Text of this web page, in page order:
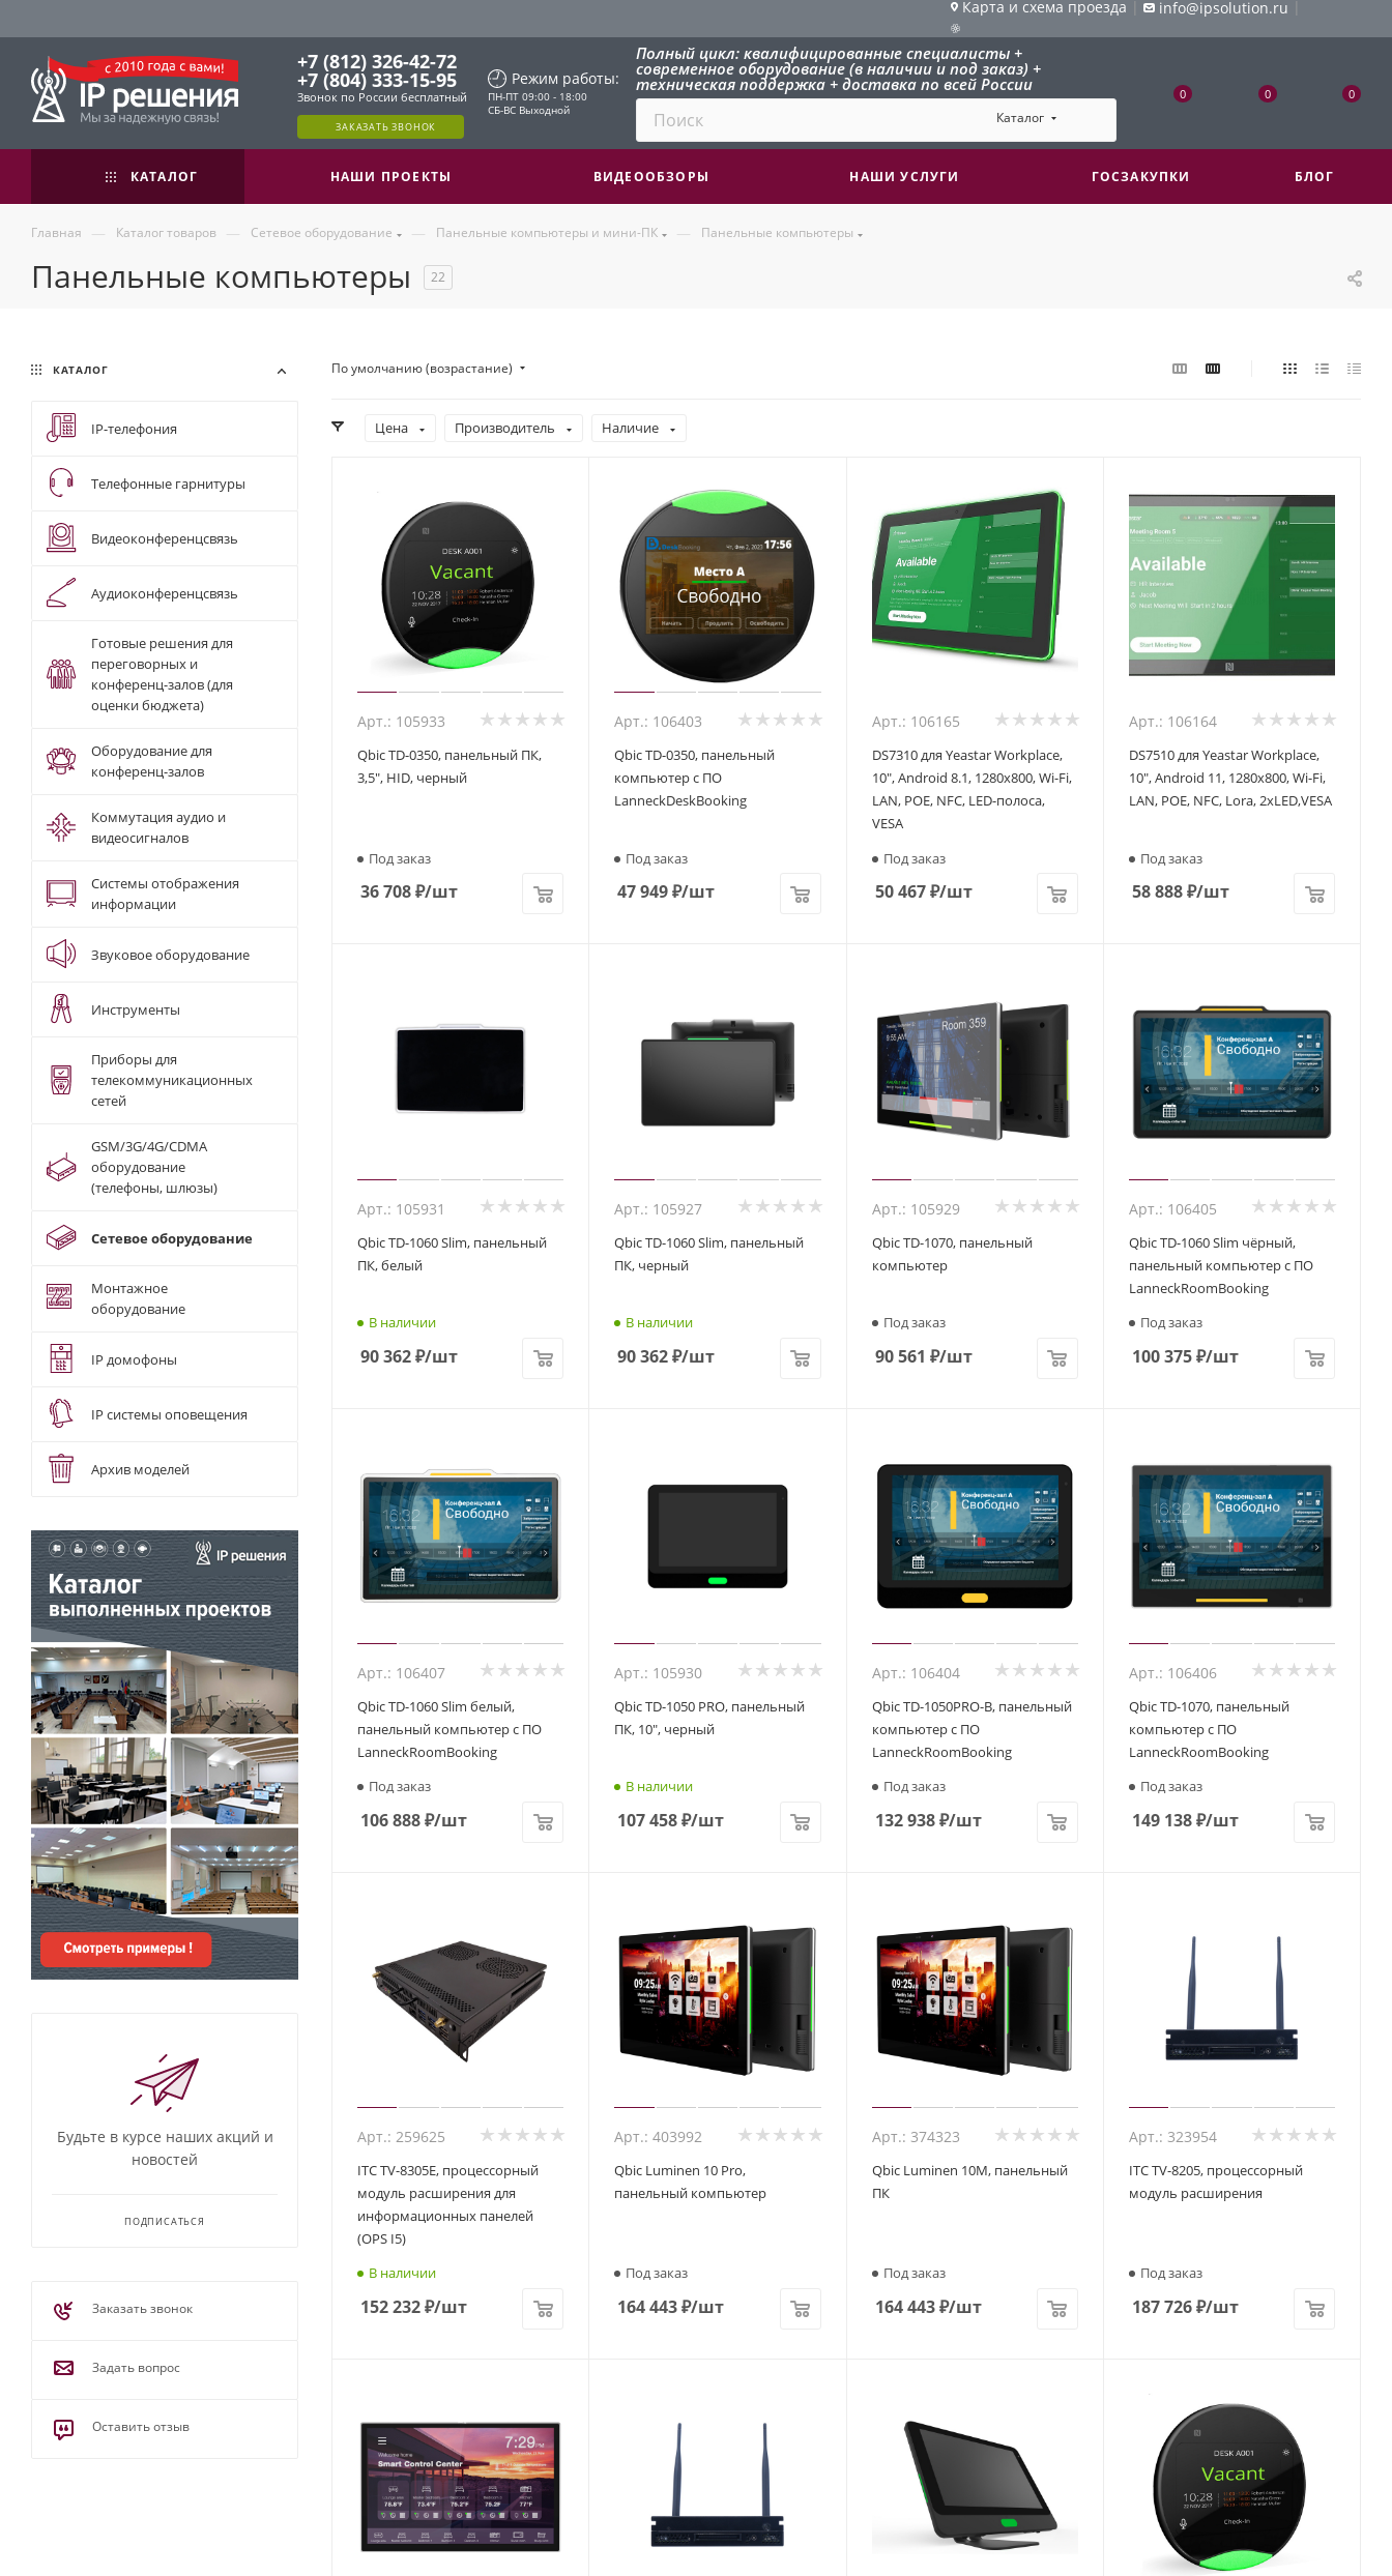
Карта и схема проезда | info@ipsolution.ru |
+7 (812) 326-42-72
+7 (804) 333-15-95
Звонок по России бесплатный
ЗАКАЗАТЬ ЗВОНОК
Режим работы:
ПН-ПТ 09:00 - 18:00
СБ-ВС Выходной
Полный цикл: квалифицированные специалисты +
современное оборудование (в наличии и под заказ) +
техническая поддержка + доставка по всей России
Каталог
0 0 0
КАТАЛОГ НАШИ ПРОЕКТЫ ВИДЕООБЗОРЫ НАШИ УСЛУГИ ГОСЗАКУПКИ БЛОГ
Главная — Каталог товаров — Сетевое оборудование — Панельные компьютеры и мини-ПК — Панельные компьютеры
Панельные компьютеры 22
По умолчанию (возрастание)
Цена Производитель Наличие
Арт.: 105933
Qbic TD-0350, панельный ПК,
3,5", HID, черный
Под заказ
36 708₽/шт
Арт.: 106403
Qbic TD-0350, панельный
компьютер с ПО
LanneckDeskBooking
Под заказ
47 949₽/шт
Арт.: 106165
DS7310 для Yeastar Workplace,
10", Android 8.1, 1280x800, Wi-Fi,
LAN, POE, NFC, LED-полоса,
VESA
Под заказ
50 467₽/шт
Арт.: 106164
DS7510 для Yeastar Workplace,
10", Android 11, 1280x800, Wi-Fi,
LAN, POE, NFC, Lora, 2xLED,VESA
Под заказ
58 888₽/шт
Арт.: 105931
Qbic TD-1060 Slim, панельный
ПК, белый
В наличии
90 362₽/шт
Арт.: 105927
Qbic TD-1060 Slim, панельный
ПК, черный
В наличии
90 362₽/шт
Арт.: 105929
Qbic TD-1070, панельный
компьютер
Под заказ
90 561 ₽/шт
Арт.: 106405
Qbic TD-1060 Slim чёрный,
панельный компьютер с ПО
LanneckRoomBooking
Под заказ
100 375₽/шт
Арт.: 106407
Qbic TD-1060 Slim белый,
панельный компьютер с ПО
LanneckRoomBooking
Под заказ
106 888₽/шт
Арт.: 105930
Qbic TD-1050 PRO, панельный
ПК, 10", черный
В наличии
107 458₽/шт
Арт.: 106404
Qbic TD-1050PRO-B, панельный
компьютер с ПО
LanneckRoomBooking
Под заказ
132 938₽/шт
Арт.: 106406
Qbic TD-1070, панельный
компьютер с ПО
LanneckRoomBooking
Под заказ
149 138₽/шт
Арт.: 259625
ITC TV-8305E, процессорный
модуль расширения для
информационных панелей
(OPS I5)
В наличии
152 232₽/шт
Арт.: 403992
Qbic Luminen 10 Pro,
панельный компьютер
Под заказ
164 443₽/шт
Арт.: 374323
Qbic Luminen 10M, панельный
ПК
Под заказ
164 443₽/шт
Арт.: 323954
ITC TV-8205, процессорный
модуль расширения
Под заказ
187 726₽/шт
КАТАЛОГ
IP-телефония
Телефонные гарнитуры
Видеоконференцсвязь
Аудиоконференцсвязь
Готовые решения для
переговорных и
конференц-залов (для
оценки бюджета)
Оборудование для
конференц-залов
Коммутация аудио и
видеосигналов
Системы отображения
информации
Звуковое оборудование
Инструменты
Приборы для
телекоммуникационных
сетей
GSM/3G/4G/CDMA
оборудование
(телефоны, шлюзы)
Сетевое оборудование
Монтажное
оборудование
IP домофоны
IP системы оповещения
Архив моделей
Будьте в курсе наших акций и
новостей
ПОДПИСАТЬСЯ
Заказать звонок
Задать вопрос
Оставить отзыв